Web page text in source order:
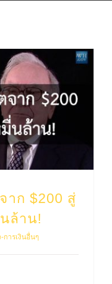
าก $200 สู่
ล้าน!
การเงินอื่นๆ